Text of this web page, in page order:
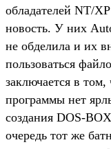
обладателей NT/
новость. У них
не обделила и их
пользоваться
заключается в
программы нет
создания DOS-
очередь тот же